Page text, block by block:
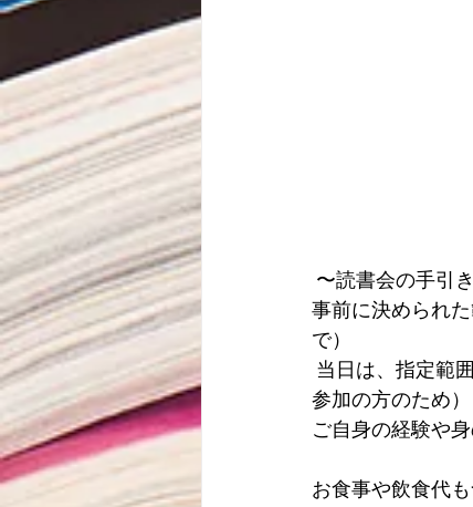
〜読書会の手引
事前に決められ
で）
参加の方のため
ご自身の経験や
お食事や飲食代も